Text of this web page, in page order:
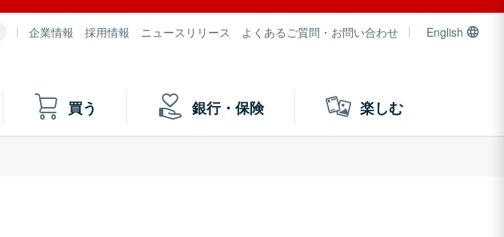
企業情報 採用情報 ニュースリリース よくあるご質問・お問い合わせ English
買う 銀行・保険 楽しむ